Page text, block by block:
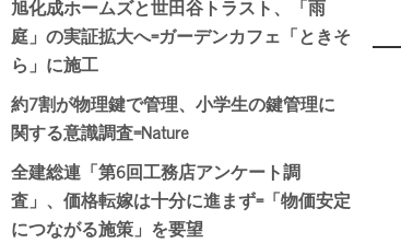
旭化成ホームズと世田谷トラスト、「雨
庭」の実証拡大へ=ガーデンカフェ「ときそ
ら」に施工
約7割が物理鍵で管理、小学生の鍵管理に
関する意識調査=Nature
全建総連「第6回工務店アンケート調
査」、価格転嫁は十分に進まず=「物価安定
につながる施策」を要望